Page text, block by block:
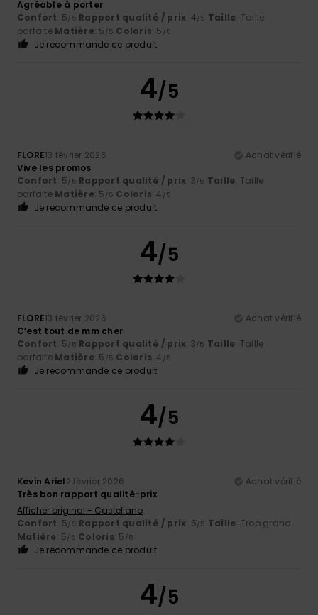
Agréable à porter
Confort: 5/5 Rapport qualité / prix: 4/5 Taille: Taille
parfaite Matière: 5 /5 Coloris: 5 /5
Je recommande ce produit
4/5
FLORE13 février 2026
Achat vérifié
Vive les promos
Confort: 5/5 Rapport qualité / prix: 3/5 Taille: Taille
parfaite Matière: 5 /5 Coloris: 4 /5
Je recommande ce produit
4/5
FLORE13 février 2026
Achat vérifié
C’est tout de mm cher
Confort: 5/5 Rapport qualité / prix: 3/5 Taille: Taille
parfaite Matière: 5 /5 Coloris: 4 /5
Je recommande ce produit
4/5
Kevin Ariel2 février 2026
Achat vérifié
Très bon rapport qualité-prix
Afficher original - Castellano
Confort: 5/5 Rapport qualité / prix: 5/5 Taille: Trop grand
Matière: 5/5 Coloris: 5 /5
Je recommande ce produit
4/5